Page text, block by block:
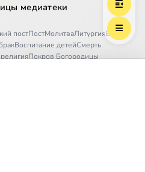
медиатеки
постПостМолитваЛитургияБог
Воспитание детейСмерть
Покров Богородицы